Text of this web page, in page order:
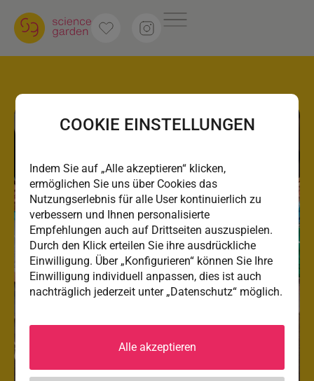
COOKIE EINSTELLUNGEN
Indem Sie auf „Alle akzeptieren“ klicken,
ermöglichen Sie uns über Cookies das
Nutzungserlebnis für alle User kontinuierlich zu
verbessern und Ihnen personalisierte
Empfehlungen auch auf Drittseiten auszuspielen.
Durch den Klick erteilen Sie ihre ausdrückliche
Einwilligung. Über „Konfigurieren“ können Sie Ihre
Einwilligung individuell anpassen, dies ist auch
nachträglich jederzeit unter „Datenschutz“ möglich.
Alle akzeptieren